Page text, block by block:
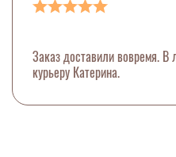
Заказ доставили вовремя. В
курьеру Катерина.